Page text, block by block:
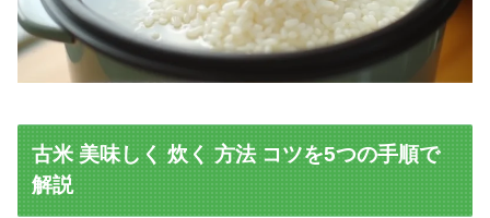
古米 美味しく 炊く 方法 コツを5つの手順で
解説